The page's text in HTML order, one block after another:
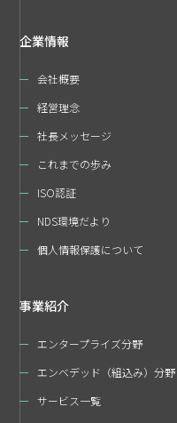
企業情報
会社概要
経営理念
社長メッセージ
これまでの歩み
ISO認証
NDS環境だより
個人情報保護について
事業紹介
エンタープライズ分野
エンベデッド（組込み）分野
サービス一覧